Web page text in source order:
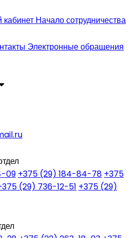
Начало сотрудничества
Электронные обращения
09 +375 (29) 184-84-78 +375
(29) 736-12-51 +375 (29)